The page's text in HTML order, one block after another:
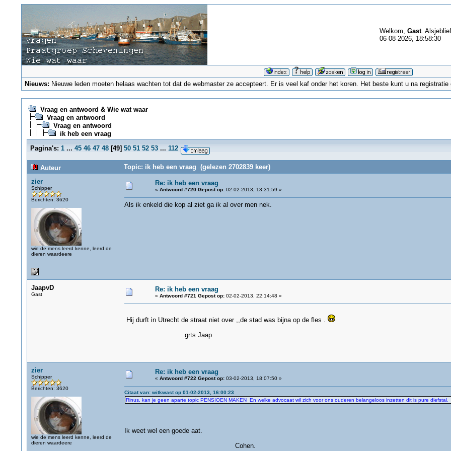
Welkom, Gast.
06-08-2026, 18:58:30
Nieuws: Nieuwe leden moeten helaas wachten tot dat de webmaster ze accepteert. Er is veel kaf onder het koren. Het beste kunt u na
Vraag en antwoord & Wie wat waar
Vraag en antwoord
Vraag en antwoord
ik heb een vraag
Pagina's: 1 ... 45 46 47 48[49] 50 51 52 53 ... 112
Auteur
Topic: ik heb een vraag (gelezen 2702839 keer)
zier
Schipper
Berichten: 3620
wie de mens leerd kenne, leerd de
dieren waardeere
Re: ik heb een vraag
« Antwoord #720 Gepost op:02-02-2013, 13:31:59 »
Als ik enkeld die kop al ziet ga ik al over men nek.
JaapvD
Gast
Re: ik heb een vraag
« Antwoord #721 Gepost op:02-02-2013, 22:14:48 »
Hij durft in Utrecht de straat niet over ,,de stad was bijna op de fles .
grts Jaap
zier
Schipper
Berichten: 3620
wie de mens leerd kenne, leerd de
dieren waardeere
Re: ik heb een vraag
« Antwoord #722 Gepost op:03-02-2013, 18:07:50 »
Citaat van: witkwast op 01-02-2013, 16:00:23
Rinus, kan je geen aparte topic PENSIOEN MAKEN En welke advocaat wil zich voor ons ouderen belangeloos inzetten dit is pure diefstal.
Ik weet wel een goede aat.
Cohen.